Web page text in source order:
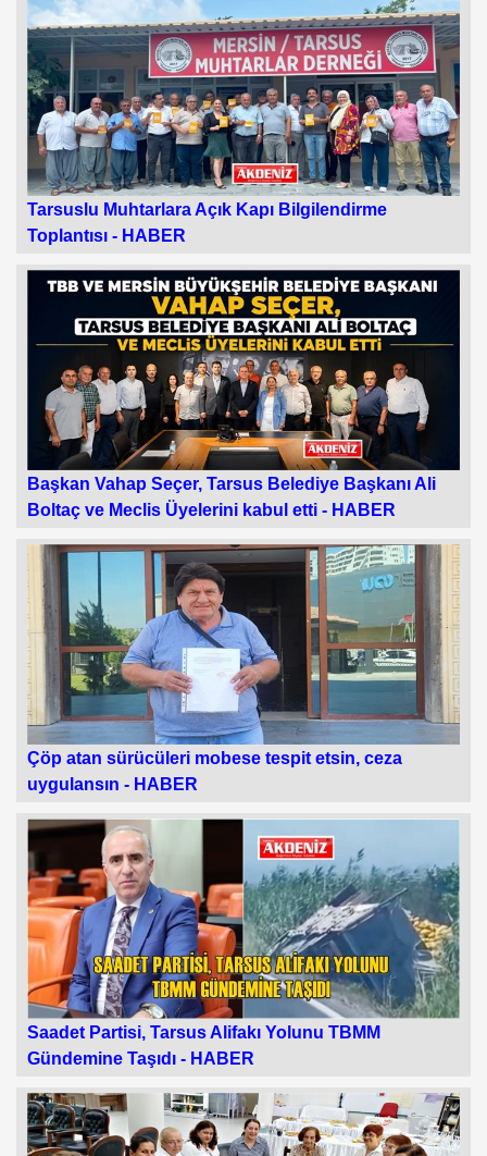
Tarsuslu Muhtarlara Açık Kapı Bilgilendirme
Toplantısı - HABER
Başkan Vahap Seçer, Tarsus Belediye Başkanı Ali
Boltaç ve Meclis Üyelerini kabul etti - HABER
Çöp atan sürücüleri mobese tespit etsin, ceza
uygulansın - HABER
Saadet Partisi, Tarsus Alifakı Yolunu TBMM
Gündemine Taşıdı - HABER